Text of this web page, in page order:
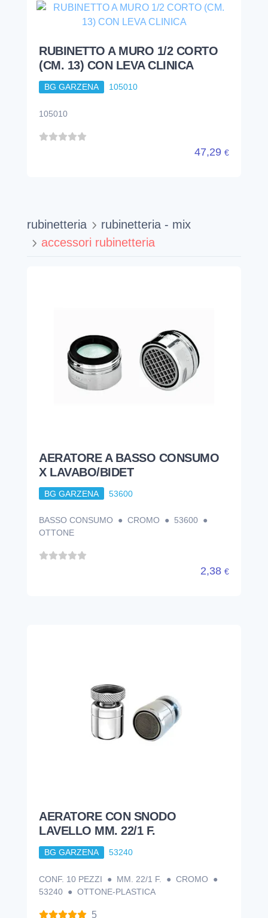
RUBINETTO A MURO 1/2 CORTO
(CM. 13) CON LEVA CLINICA
BG GARZENA 105010
105010
47,29 €
rubinetteria
rubinetteria - mix
accessori rubinetteria
AERATORE A BASSO CONSUMO
X LAVABO/BIDET
BG GARZENA 53600
BASSO CONSUMO ● CROMO ● 53600 ●
OTTONE
2,38 €
AERATORE CON SNODO
LAVELLO MM. 22/1 F.
BG GARZENA 53240
CONF. 10 PEZZI ● MM. 22/1 F. ● CROMO ●
53240 ● OTTONE-PLASTICA
5